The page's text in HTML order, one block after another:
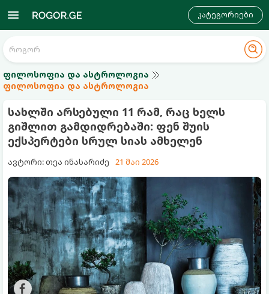
კატეგორიები
ფილოსოფია და ასტროლოგია
ფილოსოფია და ასტროლოგია
სახლში არსებული 11 რამ, რაც ხელს
გიშლით გამდიდრებაში: ფენ შუის
ექსპერტები სრულ სიას ამხელენ
ავტორი: თეა ინასარიძე 21 მაი 2026